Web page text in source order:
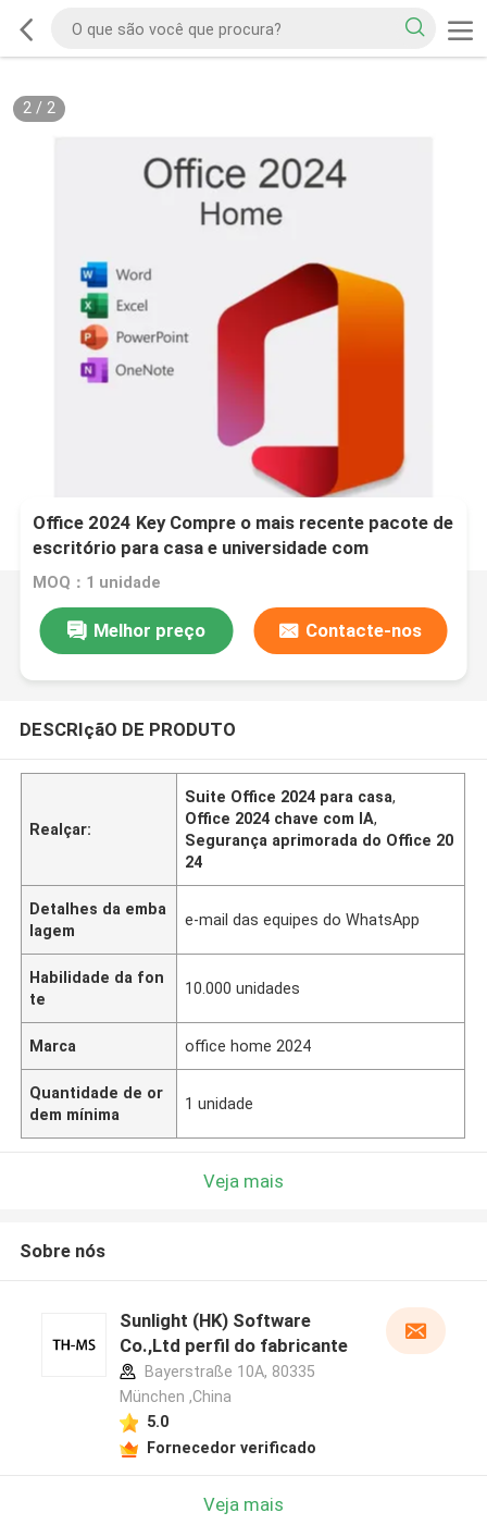
2/ 2
Office 2024 Key Compre o mais recente pacote de
escritório para casa e universidade com
segurança aprimorada desempenho melhorado e
MOQ：1 unidade
Melhor preço Contacte-nos
DESCRIçãO DE PRODUTO
Realçar:
Suite Office 2024 para casa,
Office 2024 chave com IA,
Segurança aprimorada do Office 20
24
Detalhes da emba
lagem
e-mail das equipes do WhatsApp
Habilidade da fon
te
10.000 unidades
Marca office home 2024
Quantidade de or
dem mínima
1 unidade
Veja mais
Sobre nós
Sunlight (HK) Software
Co.,Ltd perfil do fabricante
Bayerstraße 10A, 80335
München ,China
5.0
Fornecedor verificado
Veja mais